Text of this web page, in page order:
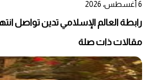
6 أغسطس، 2026
رابطة العالم الإسلامي تدين تواصل
مقالات ذات صلة